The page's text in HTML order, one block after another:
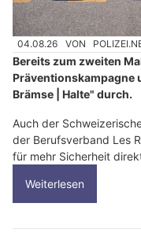
04.08.26 VON
Bereits zum zweiten
Präventionskampagne
Brämse | Halte" durch.
Auch der
der Berufsverband Les
für mehr Sicherheit
Weiterlesen